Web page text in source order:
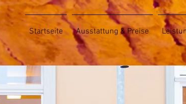
Startseite Ausstattung & Preise